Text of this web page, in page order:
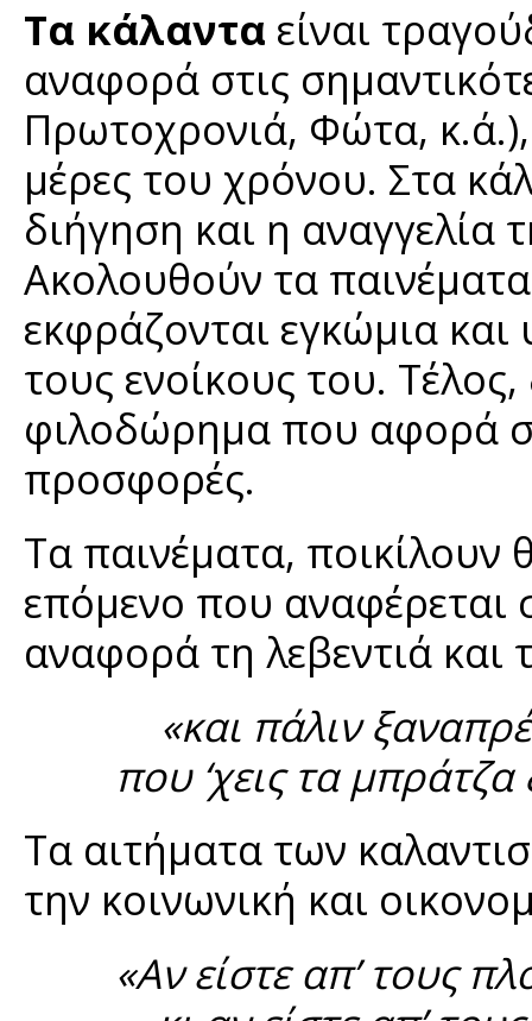
Τα κάλαντα είναι
αναφορά στις
Πρωτοχρονιά, Φώτα, κ.ά.),
μέρες του χρόνου. Στα
διήγηση και η αναγγελία
Ακολουθούν τα
εκφράζονται εγκώμια και
τους ενοίκους του.
φιλοδώρημα που αφορά
προσφορές.
Τα παινέματα, ποικίλουν
επόμενο που αναφέρεται
αναφορά τη λεβεντιά και
«και πάλιν
που ‘χεις τα
Τα αιτήματα των
την κοινωνική και
«Αν είστε απ’ τους